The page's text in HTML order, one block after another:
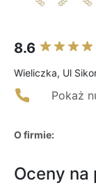
8.6
Wieliczka, Ul
Pokaż
O firmie:
Oceny